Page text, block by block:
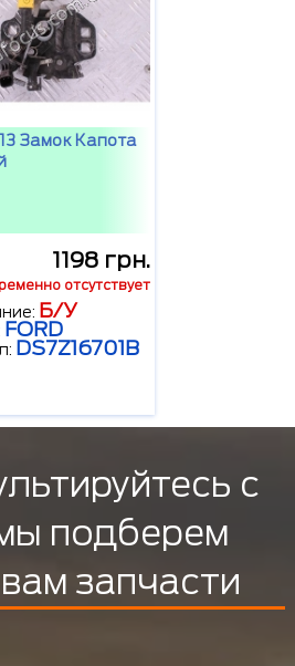
Замок Капота
1198 грн.
отсутствует
Б/У
FORD
DS7Z16701B
с
подберем
запчасти